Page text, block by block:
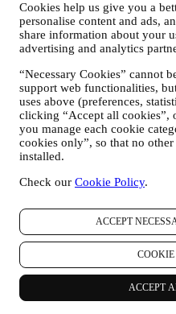
Cookies help us give you a
personalise content and ads,
share information about your
advertising and analytics
“Necessary Cookies” cannot
support web functionalities,
uses above (preferences,
clicking “Accept all cookies”,
you manage each cookie
cookies only”, so that no
installed.
Check our Cookie Policy.
ACCEPT
COOKIE
ACCEPT
van de EU Algemene
2016/679) en de wet inzake
toepassing is in uw land, gebied
1. WANNEER EN WELK
“Persoonsgegevens” betekent
die ons in staat stelt om u te
combinatie met andere
Kinderen: Deze website is niet
verzamelen niet bewust
website gebruikt (de "Website"),
Winkels (Signature Boutiques
aanmeldt voor onze
kunnen betrekking hebben op:
Naam, voornaam, e-
contactgegevens (adres,
Creuset-account aan te